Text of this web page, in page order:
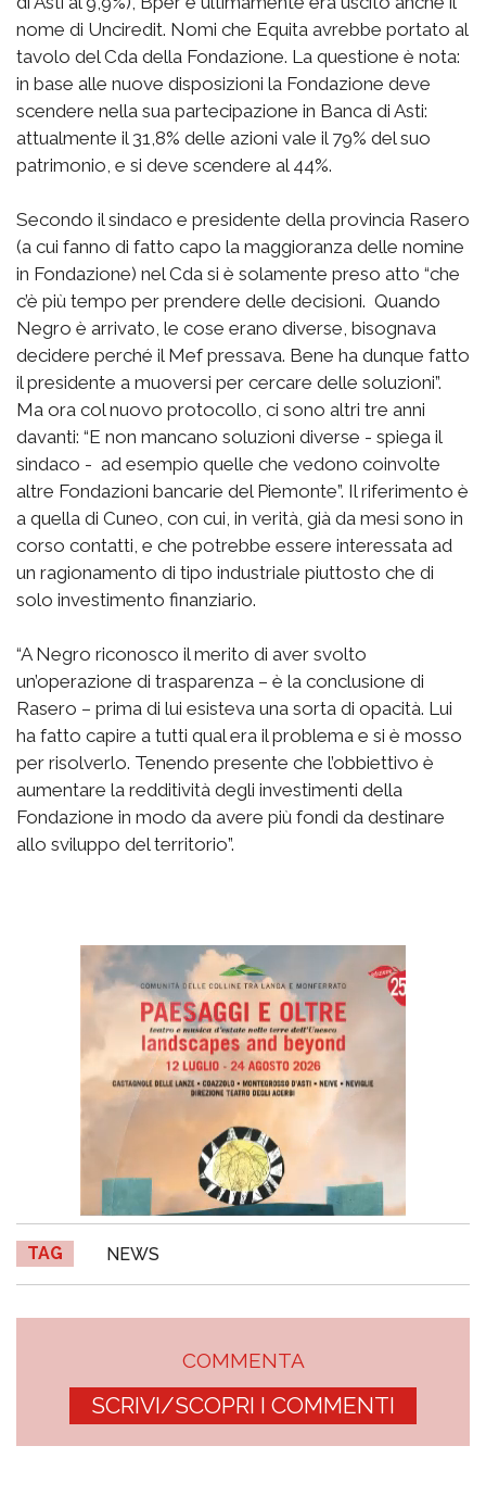
nome di Unciredit. Nomi che Equita avrebbe portato al
tavolo del Cda della Fondazione. La questione è nota:
in base alle nuove disposizioni la Fondazione deve
scendere nella sua partecipazione in Banca di Asti:
attualmente il 31,8% delle azioni vale il 79% del suo
patrimonio, e si deve scendere al 44%.
Secondo il sindaco e presidente della provincia Rasero
(a cui fanno di fatto capo la maggioranza delle nomine
in Fondazione) nel Cda si è solamente preso atto “che
c’è più tempo per prendere delle decisioni. Quando
Negro è arrivato, le cose erano diverse, bisognava
decidere perché il Mef pressava. Bene ha dunque fatto
il presidente a muoversi per cercare delle soluzioni”.
Ma ora col nuovo protocollo, ci sono altri tre anni
davanti: “E non mancano soluzioni diverse - spiega il
sindaco - ad esempio quelle che vedono coinvolte
altre Fondazioni bancarie del Piemonte”. Il riferimento è
a quella di Cuneo, con cui, in verità, già da mesi sono in
corso contatti, e che potrebbe essere interessata ad
un ragionamento di tipo industriale piuttosto che di
solo investimento finanziario.
“A Negro riconosco il merito di aver svolto
un’operazione di trasparenza – è la conclusione di
Rasero – prima di lui esisteva una sorta di opacità. Lui
ha fatto capire a tutti qual era il problema e si è mosso
per risolverlo. Tenendo presente che l’obbiettivo è
aumentare la redditività degli investimenti della
Fondazione in modo da avere più fondi da destinare
allo sviluppo del territorio”.
TAG NEWS
COMMENTA
SCRIVI/SCOPRI I COMMENTI